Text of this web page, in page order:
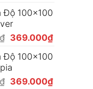
từ
410.000₫
đến
450.000₫
Độ 100x100
Giá
là:
477.000₫.
369.000₫Giá
tại
Độ 100x100
Giá
369.000₫Giá